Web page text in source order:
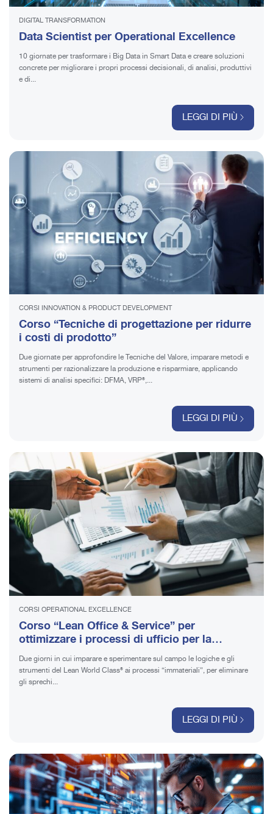
DIGITAL TRANSFORMATION
Data Scientist per Operational Excellence
10 giornate per trasformare i Big Data in Smart Data e creare soluzioni
concrete per migliorare i propri processi decisionali, di analisi, produttivi
e di...
LEGGI DI PIÙ
CORSI INNOVATION & PRODUCT DEVELOPMENT
Corso “Tecniche di progettazione per ridurre
i costi di prodotto”
Due giornate per approfondire le Tecniche del Valore, imparare metodi e
strumenti per razionalizzare la produzione e risparmiare, applicando
sistemi di analisi specifici: DFMA, VRP®,...
LEGGI DI PIÙ
CORSI OPERATIONAL EXCELLENCE
Corso “Lean Office & Service” per
ottimizzare i processi di ufficio per la
massima efficienza
Due giorni in cui imparare e sperimentare sul campo le logiche e gli
strumenti del Lean World Class® ai processi “immateriali”, per eliminare
gli sprechi...
LEGGI DI PIÙ